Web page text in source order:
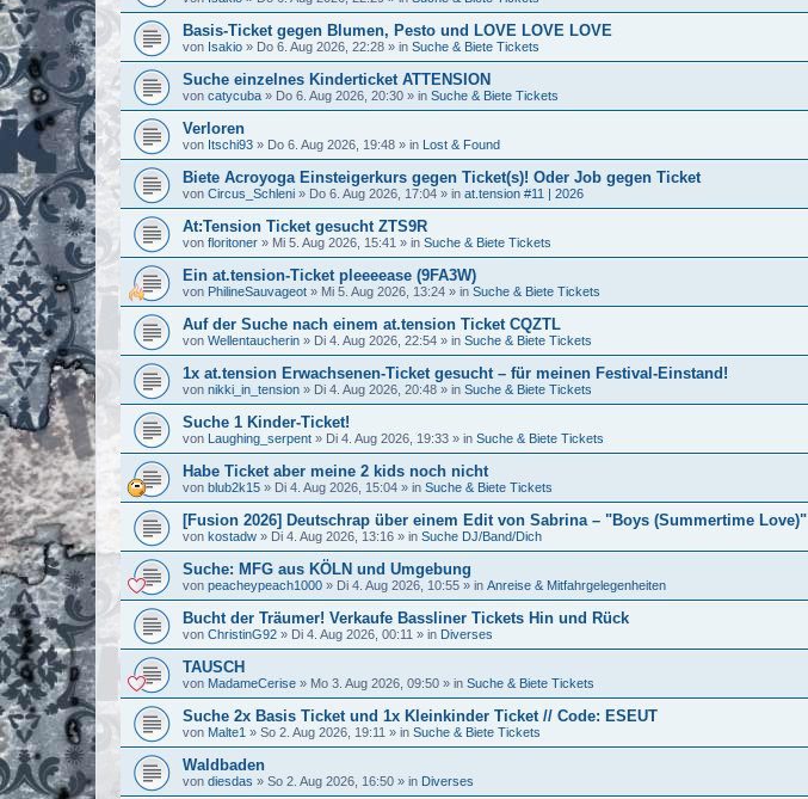
Basis-Ticket gegen Blumen, Pesto und LOVE LOVE LOVE
von Isakio » Do 6. Aug 2026, 22:28 » in Suche & Biete Tickets
Suche einzelnes Kinderticket ATTENSION
von catycuba » Do 6. Aug 2026, 20:30 » in Suche & Biete Tickets
Verloren
von Itschi93 » Do 6. Aug 2026, 19:48 » in Lost & Found
Biete Acroyoga Einsteigerkurs gegen Ticket(s)! Oder Job gegen Ticket
von Circus_Schleni » Do 6. Aug 2026, 17:04 » in at.tension #11 | 2026
At:Tension Ticket gesucht ZTS9R
von floritoner » Mi 5. Aug 2026, 15:41 » in Suche & Biete Tickets
Ein at.tension-Ticket pleeeease (9FA3W)
von PhilineSauvageot » Mi 5. Aug 2026, 13:24 » in Suche & Biete Tickets
Auf der Suche nach einem at.tension Ticket CQZTL
von Wellentaucherin » Di 4. Aug 2026, 22:54 » in Suche & Biete Tickets
1x at.tension Erwachsenen-Ticket gesucht – für meinen Festival-Einstand!
von nikki_in_tension » Di 4. Aug 2026, 20:48 » in Suche & Biete Tickets
Suche 1 Kinder-Ticket!
von Laughing_serpent » Di 4. Aug 2026, 19:33 » in Suche & Biete Tickets
Habe Ticket aber meine 2 kids noch nicht
von blub2k15 » Di 4. Aug 2026, 15:04 » in Suche & Biete Tickets
[Fusion 2026] Deutschrap über einem Edit von Sabrina – "Boys (Summertime Love)"
von kostadw » Di 4. Aug 2026, 13:16 » in Suche DJ/Band/Dich
Suche: MFG aus KÖLN und Umgebung
von peacheypeach1000 » Di 4. Aug 2026, 10:55 » in Anreise & Mitfahrgelegenheiten
Bucht der Träumer! Verkaufe Bassliner Tickets Hin und Rück
von ChristinG92 » Di 4. Aug 2026, 00:11 » in Diverses
TAUSCH
von MadameCerise » Mo 3. Aug 2026, 09:50 » in Suche & Biete Tickets
Suche 2x Basis Ticket und 1x Kleinkinder Ticket // Code: ESEUT
von Malte1 » So 2. Aug 2026, 19:11 » in Suche & Biete Tickets
Waldbaden
von diesdas » So 2. Aug 2026, 16:50 » in Diverses